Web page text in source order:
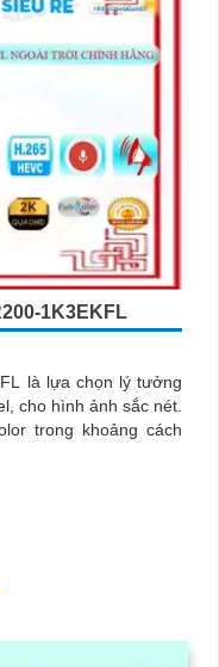
1K3EKFL
là lựa chọn lý tưởng
cho hình ảnh sắc nét.
trong khoảng cách